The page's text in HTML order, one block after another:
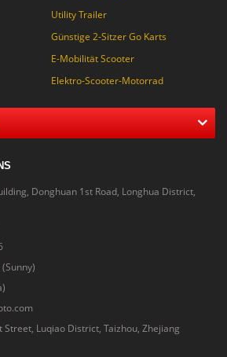
Utility Trailer
Günstige 2-Sitzer Go Karts
E-Mobilität Scooter
Elektro-Scooter-Motorrad
Donghuan 1st Road, Longhua District,
Street, Luqiao District, Taizhou, Zhejiang